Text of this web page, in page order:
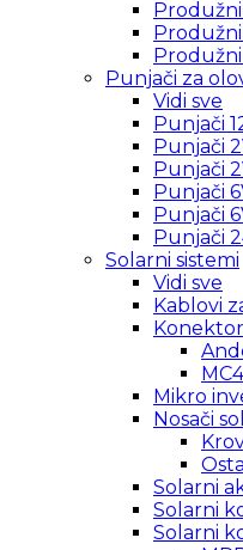
Punjači za
Vidi sve
Punjači
Punjači
Punjači
Punjači
Punjači
Punjači
Solarni sistemi
Vidi sve
Kablovi
Mikro
Nosači
Solarni
Solarni
Solarni